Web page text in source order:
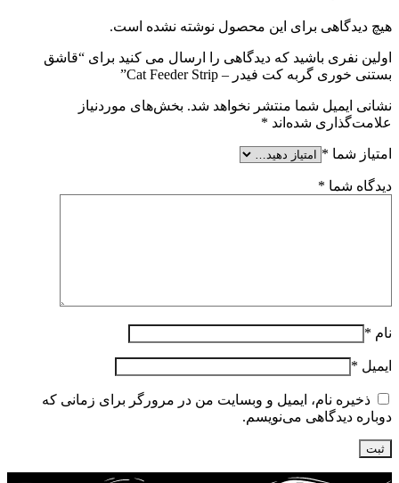
هیچ دیدگاهی برای این محصول نوشته نشده است.
اولین نفری باشید که دیدگاهی را ارسال می کنید برای “قاشق
بستنی خوری گربه کت فیدر – Cat Feeder Strip”
نشانی ایمیل شما منتشر نخواهد شد. بخش‌های موردنیاز
علامت‌گذاری شده‌اند *
امتیاز شما *
دیدگاه شما *
نام *
ایمیل *
ذخیره نام، ایمیل و وبسایت من در مرورگر برای زمانی که
دوباره دیدگاهی می‌نویسم.